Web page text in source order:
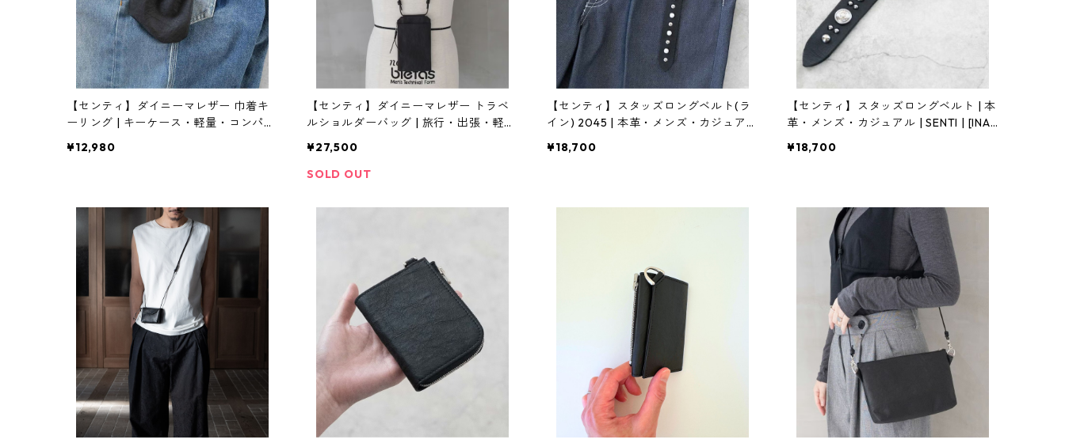
【センティ】ダイニーマレザー 巾着キ
ーリング | キーケース・軽量・コンパク
¥12,980
【センティ】ダイニーマレザー トラベ
ルショルダーバッグ | 旅行・出張・軽量
¥27,500
SOLD OUT
【センティ】スタッズロングベルト(ラ
イン) 2045 | 本革・メンズ・カジュアル
¥18,700
【センティ】スタッズロングベルト | 本
革・メンズ・カジュアル | SENTI | [INAS
¥18,700